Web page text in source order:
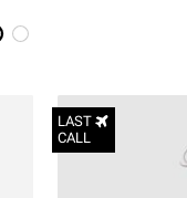
LAST
CALL